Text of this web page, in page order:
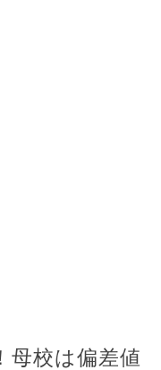
母校は偏差値